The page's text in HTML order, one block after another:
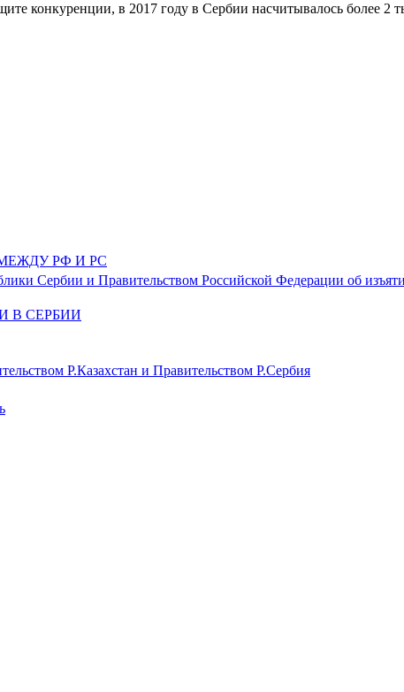
конкуренции, в 2017 году в Сербии насчитывалось более
РФ И РС
Сербии и Правительством Российской Федерации об
В СЕРБИИ
Р.Казахстан и Правительством Р.Сербия